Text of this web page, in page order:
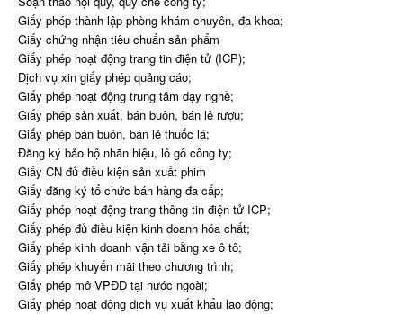
Giấy phép thành lập phòng khám chuyên, đa khoa;
Giấy chứng nhận tiêu chuẩn sản phẩm
Giấy phép hoạt động trang tin điện tử (ICP);
Dịch vụ xin giấy phép quảng cáo;
Giấy phép hoạt động trung tâm dạy nghề;
Giấy phép sản xuất, bán buôn, bán lẻ rượu;
Giấy phép bán buôn, bán lẻ thuốc lá;
Đăng ký bảo hộ nhãn hiệu, lô gô công ty;
Giấy CN đủ điều kiện sản xuất phim
Giấy đăng ký tổ chức bán hàng đa cấp;
Giấy phép hoạt động trang thông tin điện tử ICP;
Giấy phép đủ điều kiện kinh doanh hóa chất;
Giấy phép kinh doanh vận tải bằng xe ô tô;
Giấy phép khuyến mãi theo chương trình;
Giấy phép mở VPĐD tại nước ngoài;
Giấy phép hoạt động dịch vụ xuất khẩu lao động;